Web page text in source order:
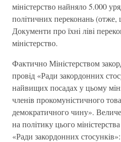
мiнiстерство найняло 5.000
полiтичних переконань (отже,
Документи про їхнi лiвi
мiнiстерство.
Фактично Мiнiстерством
провiд «Ради закордонних
найвищих посадах у цьому
членiв прокомунiстичного
демократичного чину».
на полiтику цього
«Ради закордонних